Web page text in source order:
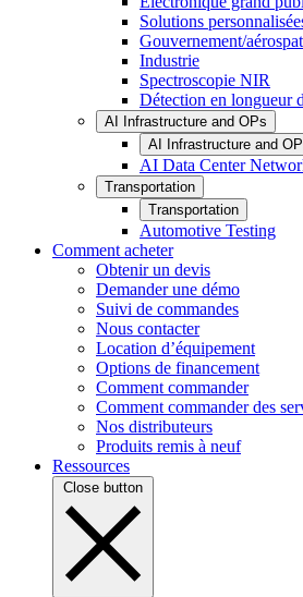
Solutions
Gouvernement/
Industrie
Spectroscopie NIR
Détection en longueur
AI Infrastructure and OPs
AI Infrastructure and
AI Data Center
Transportation
Transportation
Automotive Testing
Comment acheter
Obtenir un devis
Demander une démo
Suivi de commandes
Nous contacter
Location d’équipement
Options de financement
Comment commander
Comment commander des
Nos distributeurs
Produits remis à neuf
Ressources
Close button